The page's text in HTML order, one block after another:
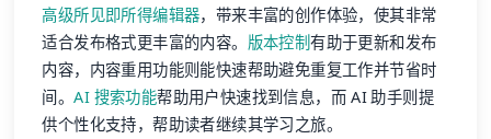
高级所见即所得编辑器，带来丰富的创作体验，使其非常
适合发布格式更丰富的内容。 版本控制有助于更新和发布
内容，内容重用功能则能快速帮助避免重复工作并节省时
间。AI 搜索功能帮助用户快速找到信息，而 AI 助手则提
供个性化支持，帮助读者继续其学习之旅。